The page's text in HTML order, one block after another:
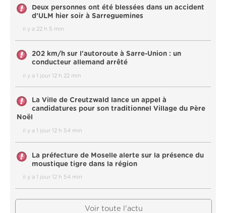
Deux personnes ont été blessées dans un accident
d’ULM hier soir à Sarreguemines
il y a 22 h 5 min
202 km/h sur l'autoroute à Sarre-Union : un
conducteur allemand arrêté
il y a 1 jour 12 h 22 min
La Ville de Creutzwald lance un appel à
candidatures pour son traditionnel Village du Père
Noël
il y a 1 jour 12 h 54 min
La préfecture de Moselle alerte sur la présence du
moustique tigre dans la région
il y a 1 jour 12 h 54 min
Voir toute l'actu